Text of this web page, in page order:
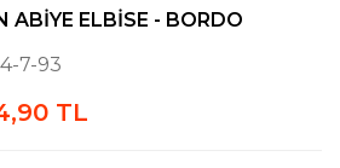
ABIYE ELBISE - BORDO
7-93
TL